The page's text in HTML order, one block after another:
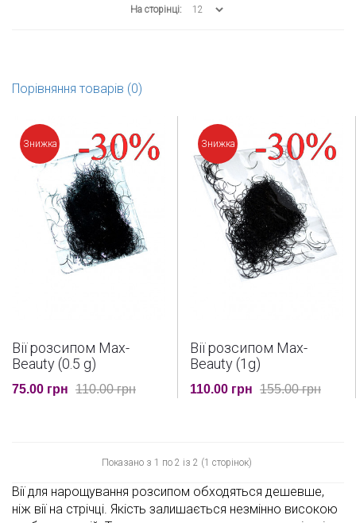
На сторінці:
Порівняння товарів (0)
Знижка
Вії розсипом Max-
Beauty (0.5 g)
75.00 грн 110.00 грн
Знижка
Вії розсипом Max-
Beauty (1g)
110.00 грн 155.00 грн
Показано з 1 по 2 із 2 (1 сторінок)
Вії для нарощування розсипом обходяться дешевше,
ніж вії на стрічці. Якість залишається незмінно високою